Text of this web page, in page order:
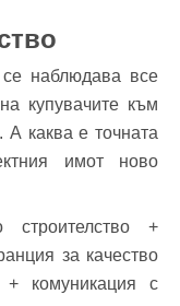
се наблюдава все
купувачите към
А каква е точната
имот ново
+
за качество
комуникация с